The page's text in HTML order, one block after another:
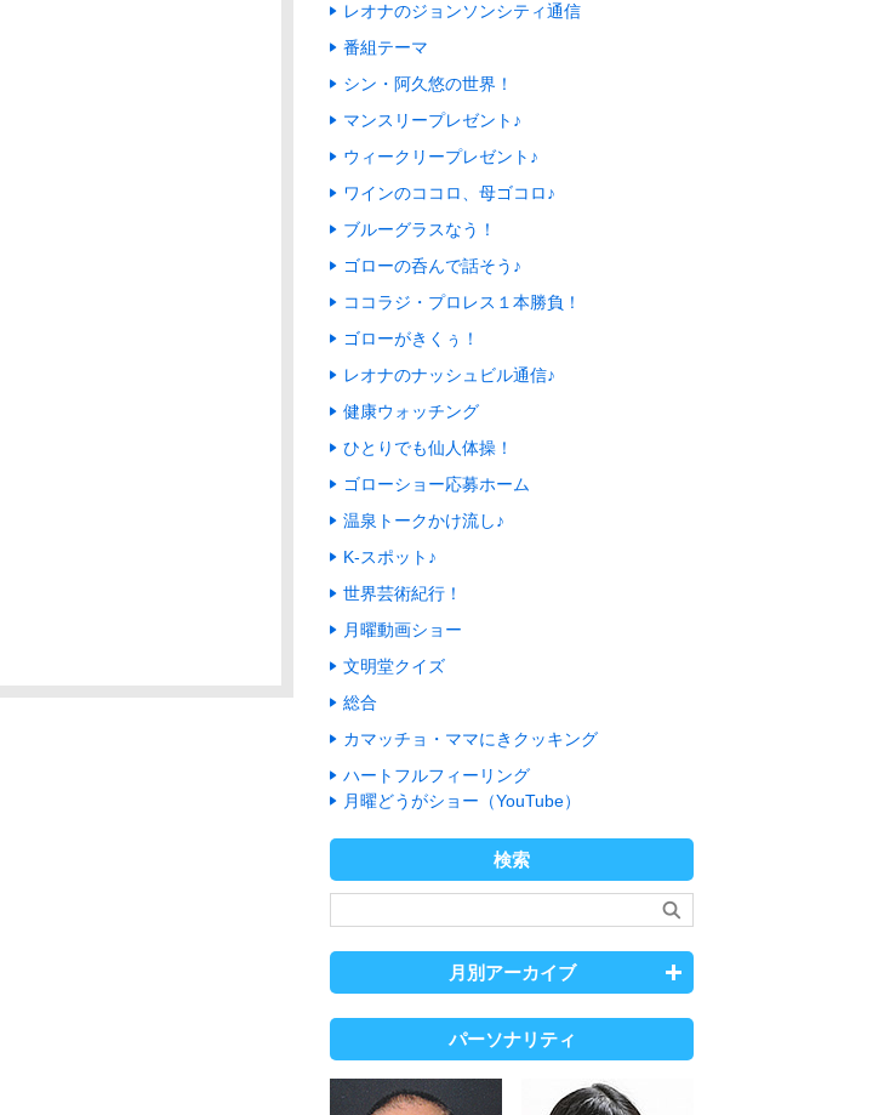
レオナのジョンソンシティ通信
番組テーマ
シン・阿久悠の世界！
マンスリープレゼント♪
ウィークリープレゼント♪
ワインのココロ、母ゴコロ♪
ブルーグラスなう！
ゴローの呑んで話そう♪
ココラジ・プロレス１本勝負！
ゴローがきくぅ！
レオナのナッシュビル通信♪
健康ウォッチング
ひとりでも仙人体操！
ゴローショー応募ホーム
温泉トークかけ流し♪
K-スポット♪
世界芸術紀行！
月曜動画ショー
文明堂クイズ
総合
カマッチョ・ママにきクッキング
ハートフルフィーリング
月曜どうがショー（YouTube）
検索
月別アーカイブ
パーソナリティ